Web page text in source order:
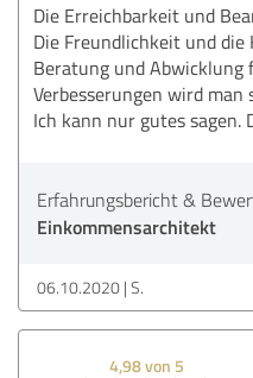
Die Erreichbarkeit und
Die Freundlichkeit und die
Beratung und Abwicklung
Verbesserungen wird
Ich kann nur gutes sagen.
Erfahrungsbericht &
Einkommensarchitekt
06.10.2020 S.
4,98 von 5